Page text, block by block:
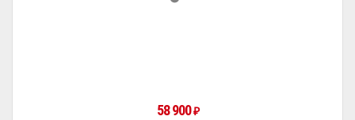
58 900 ₽